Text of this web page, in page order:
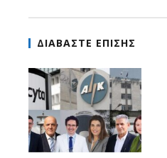
ΔΙΑΒΑΣΤΕ ΕΠΙΣΗΣ